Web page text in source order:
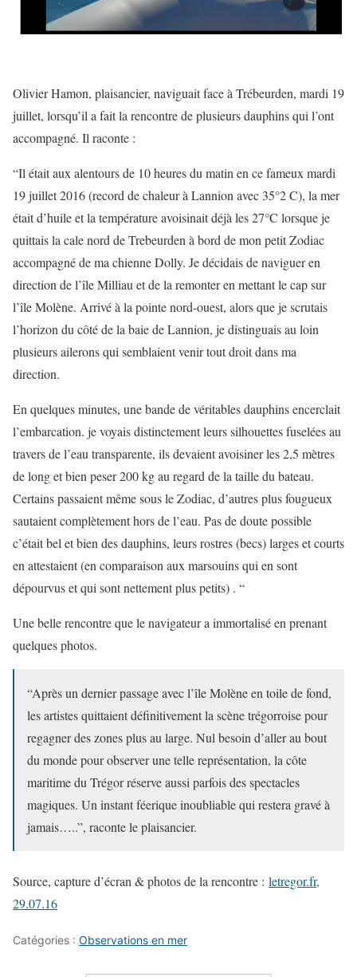
Olivier Hamon, plaisancier, naviguait face à Trébeurden, mardi 19
juillet, lorsqu’il a fait la rencontre de plusieurs dauphins qui l’ont
accompagné. Il raconte :
“Il était aux alentours de 10 heures du matin en ce fameux mardi
19 juillet 2016 (record de chaleur à Lannion avec 35°2 C), la mer
était d’huile et la température avoisinait déjà les 27°C lorsque je
quittais la cale nord de Trebeurden à bord de mon petit Zodiac
accompagné de ma chienne Dolly. Je décidais de naviguer en
direction de l’île Milliau et de la remonter en mettant le cap sur
l’île Molène. Arrivé à la pointe nord-ouest, alors que je scrutais
l’horizon du côté de la baie de Lannion, je distinguais au loin
plusieurs ailerons qui semblaient venir tout droit dans ma
direction.
En quelques minutes, une bande de véritables dauphins encerclait
l’embarcation. je voyais distinctement leurs silhouettes fuselées au
travers de l’eau transparente, ils devaient avoisiner les 2,5 mètres
de long et bien peser 200 kg au regard de la taille du bateau.
Certains passaient même sous le Zodiac, d’autres plus fougueux
sautaient complètement hors de l’eau. Pas de doute possible
c’était bel et bien des dauphins, leurs rostres (becs) larges et courts
en attestaient (en comparaison aux marsouins qui en sont
dépourvus et qui sont nettement plus petits) . “
Une belle rencontre que le navigateur a immortalisé en prenant
quelques photos.
“Après un dernier passage avec l’île Molène en toile de fond,
les artistes quittaient définitivement la scène trégorroise pour
regagner des zones plus au large. Nul besoin d’aller au bout
du monde pour observer une telle représentation, la côte
maritime du Trégor réserve aussi parfois des spectacles
magiques. Un instant féerique inoubliable qui restera gravé à
jamais…..”, raconte le plaisancier.
Source, capture d’écran & photos de la rencontre : letregor.fr,
29.07.16
Catégories : Observations en mer